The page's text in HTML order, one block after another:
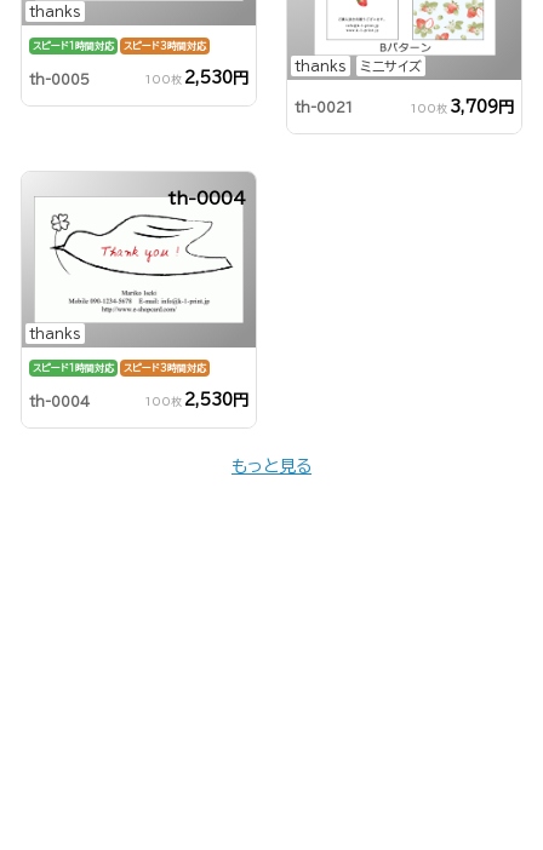
thanks
スピード1時間対応 スピード3時間対応
th-0005 100枚 2,530円
thanks ミニサイズ
th-0021 100枚 3,709円
thanks
th-0004
スピード1時間対応 スピード3時間対応
th-0004 100枚 2,530円
もっと見る